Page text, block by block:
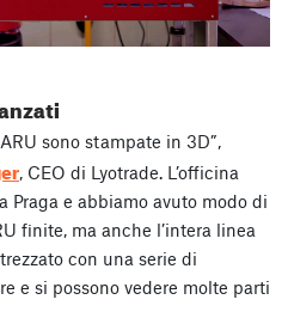
sono stampate in 3D”,
, CEO di Lyotrade. L’officina
Praga e abbiamo avuto modo di
finite, ma anche l’intera linea
con una serie di
e si possono vedere molte parti